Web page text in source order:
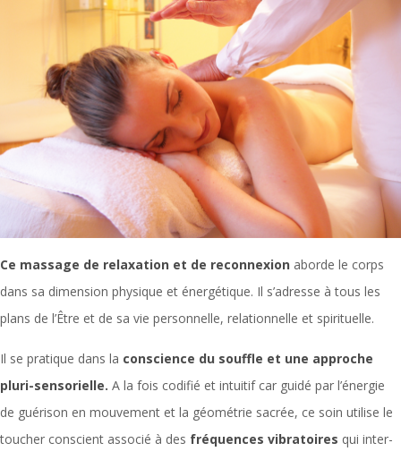
Ce massage de relaxation et de reconnexion aborde le corps
dans sa dimension physique et énergétique. Il s’adresse à tous les
plans de l’Être et de sa vie personnelle, relationnelle et spirituelle.
Il se pratique dans la conscience du souffle et une approche
pluri-sensorielle. A la fois codifié et intuitif car guidé par l’énergie
de guérison en mouvement et la géométrie sacrée, ce soin utilise le
toucher conscient associé à des fréquences vibratoires qui inter-